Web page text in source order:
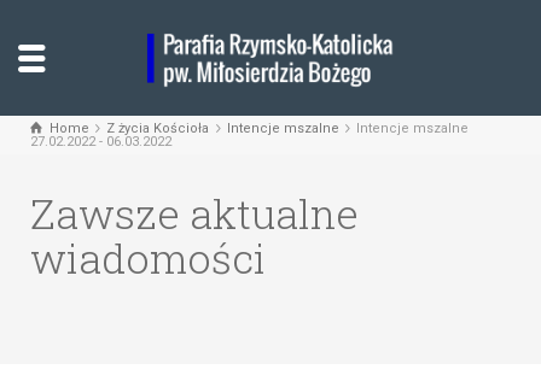
Home Z życia Kościoła Intencje mszalne
Intencje mszalne
27.02.2022 - 06.03.2022
Zawsze aktualne
wiadomości